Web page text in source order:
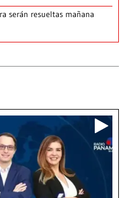
serán resueltas mañana